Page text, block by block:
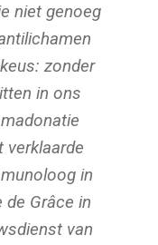
niet genoeg
zonder
in ons
verklaarde
in
de Grâce in
van